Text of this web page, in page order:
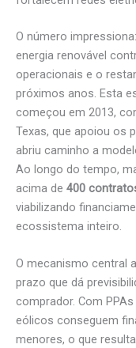
O número
energia renovável
operacionais e o
próximos anos. Esta
começou em 2013,
Texas, que apoiou os
abriu caminho a
Ao longo do tempo,
acima de 400
viabilizando
ecossistema inteiro.
O mecanismo central
prazo que dá
comprador. Com
eólicos conseguem
menores, o que